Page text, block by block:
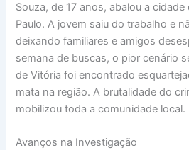
Souza, de 17 anos, abalou a cidade
Paulo. A jovem saiu do trabalho e
deixando familiares e amigos
semana de buscas, o pior cenário
de Vitória foi encontrado
mata na região. A brutalidade do
mobilizou toda a comunidade local.
Avanços na Investigação